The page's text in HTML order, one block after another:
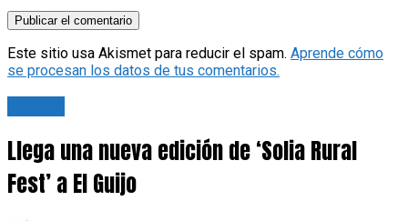
Este sitio usa Akismet para reducir el spam. Aprende cómo
se procesan los datos de tus comentarios.
Llega una nueva edición de ‘Solia Rural
Fest’ a El Guijo